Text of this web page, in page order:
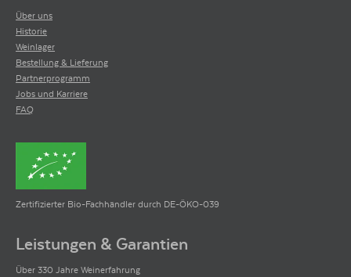
Über uns
Historie
Weinlager
Bestellung & Lieferung
Partnerprogramm
Jobs und Karriere
FAQ
Zertifizierter Bio-Fachhändler durch DE-ÖKO-039
Leistungen & Garantien
Über 330 Jahre Weinerfahrung